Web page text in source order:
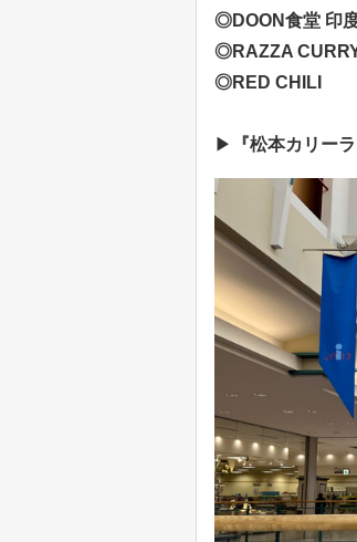
◎DOON食堂 印
◎RAZZA
◎RED CHILI
▶ 『松本カリー